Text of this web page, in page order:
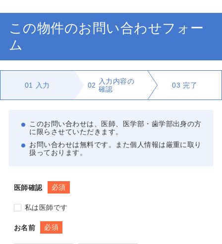
この物件のお問い合わせフォー
ム
01 入力 02
入力内容の
確認
03 完了
このお問い合わせは、医師、医学部・歯学部出身の方
に限らさせていただきます。
お問い合わせは無料です。また個人情報は厳重に取り
扱っております。
医師確認 必須
私は医師です
お名前 必須